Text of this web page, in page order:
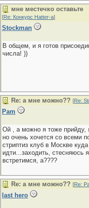
мне местечко оставьте
[Re: Конкурс Hatter-a]
Stockman
В общем, и я готов
числа! ))
Re: а мне можно?? [Re:
Pam
Ой , а можно я тоже прийду,
но очень хочется со всеми
стриптиз клуб в Москве
идти...заходить, стесняюсь
встретимся, а????
Re: а мне можно?? [Re:
last hero